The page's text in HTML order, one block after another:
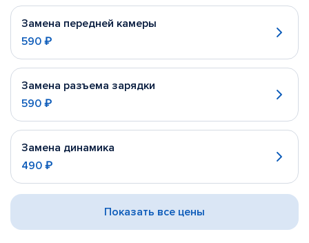
Замена передней камеры
590 ₽
Замена разъема зарядки
590 ₽
Замена динамика
490 ₽
Показать все цены